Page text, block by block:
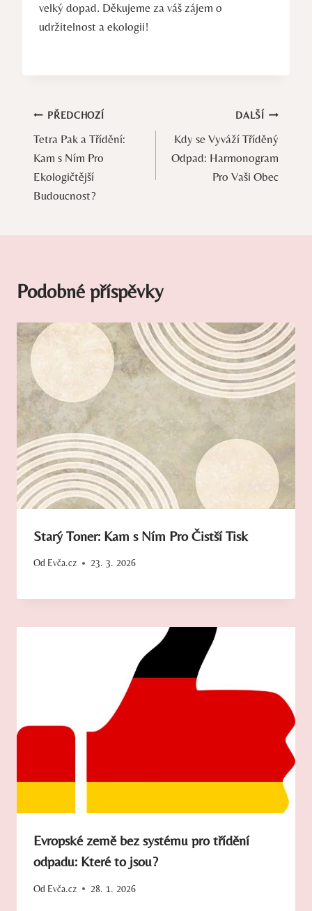
velký dopad. Děkujeme za váš zájem o
udržitelnost a ekologii!
Navigace
pro
příspěvek
PŘEDCHOZÍ
Tetra Pak a Třídění:
Kam s Ním Pro
Ekologičtější
Budoucnost?
DALŠÍ
Kdy se Vyváží Tříděný
Odpad: Harmonogram
Pro Vaši Obec
Podobné příspěvky
Starý Toner: Kam s Ním Pro Čistší Tisk
Od Evča.cz 23. 3. 2026
Evropské země bez systému pro třídění
odpadu: Které to jsou?
Od Evča.cz 28. 1. 2026